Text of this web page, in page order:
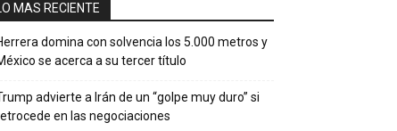
MAS RECIENTE
domina con solvencia los 5.000 metros y
se acerca a su tercer título
advierte a Irán de un “golpe muy duro” si
en las negociaciones